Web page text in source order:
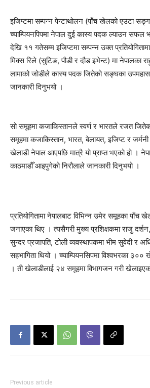
इजिप्टमा सम्पन्न पेन्टाथोलन (पाँच खेलको एउटा
च्याम्पियनपिपमा नेपाल दुई कास्य पदक ल्याउन सफल
देखि ११ गतेसम्म इजिप्टमा सम्पन्न उक्त
मिक्स रिले (सुटिङ, पौडी र दौड इभेन्ट) मा नेपालका
लामाको जोडीले कास्य पदक जितेको सङ्घका
जानकारी दिनुभयो ।
सो समूहमा कजाकिस्तानले स्वर्ण र भारतले रजत
समूहमा कजाकिस्तान, भारत, बेलायत, इजिप्ट र
खेलाडी नेपाल आएपछि मात्रै यो प्राप्त भएको हो ।
काठमाडौँ आइपुगेको निरौलाले जानकारी दिनुभयो ।
प्रतियोगितामा नेपालबाट विभिन्न उमेर समूहका पाँच
जनाएका थिए । त्यसैगरी मुख्य प्रशिक्षकमा राजु
सुन्दर प्रजापति, टोली व्यवस्थापकमा भीम सुवेदी र
सहभागिता थियो । च्याम्पियनसिपमा विश्वभरका ३००
। ती खेलाडीलाई २४ समूहमा विभागजन गरी
Previous article